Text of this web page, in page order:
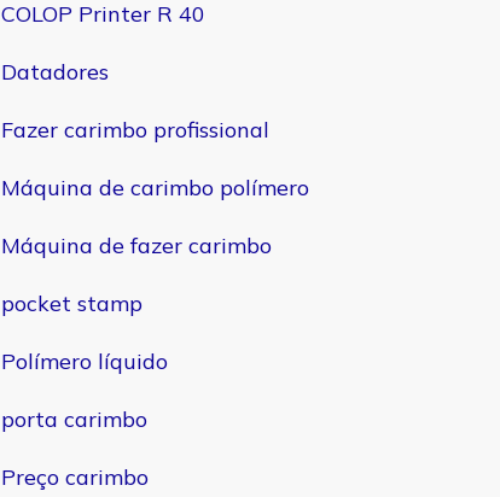
COLOP Printer R 40
Datadores
Fazer carimbo profissional
Máquina de carimbo polímero
Máquina de fazer carimbo
pocket stamp
Polímero líquido
porta carimbo
Preço carimbo